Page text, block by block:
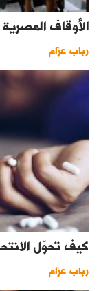
الأوقاف
رباب عزام
كيف تحوّل
رباب عزام